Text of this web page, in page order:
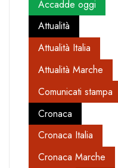
Accadde oggi
Attualità
Attualità Italia
Attualità Marche
Comunicati stampa
Cronaca
Cronaca Italia
Cronaca Marche